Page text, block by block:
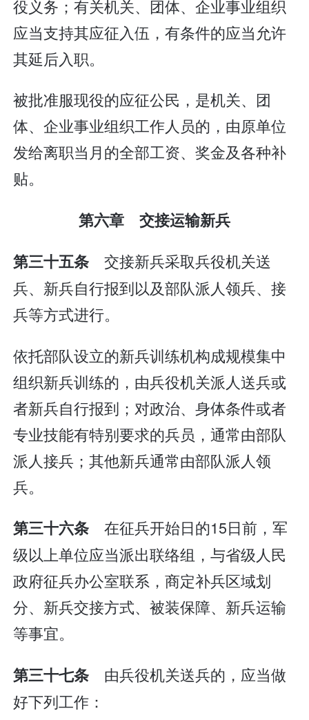
役义务；有关机关、团体、企业事业组织
应当支持其应征入伍，有条件的应当允许
其延后入职。
被批准服现役的应征公民，是机关、团
体、企业事业组织工作人员的，由原单位
发给离职当月的全部工资、奖金及各种补
贴。
第六章 交接运输新兵
第三十五条 交接新兵采取兵役机关送
兵、新兵自行报到以及部队派人领兵、接
兵等方式进行。
依托部队设立的新兵训练机构成规模集中
组织新兵训练的，由兵役机关派人送兵或
者新兵自行报到；对政治、身体条件或者
专业技能有特别要求的兵员，通常由部队
派人接兵；其他新兵通常由部队派人领
兵。
第三十六条 在征兵开始日的15日前，军
级以上单位应当派出联络组，与省级人民
政府征兵办公室联系，商定补兵区域划
分、新兵交接方式、被装保障、新兵运输
等事宜。
第三十七条 由兵役机关送兵的，应当做
好下列工作：